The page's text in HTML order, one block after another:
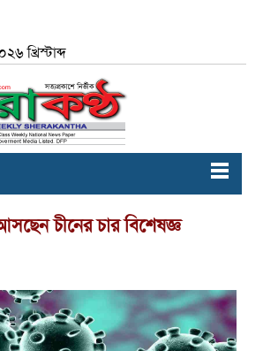
খ্রিস্টাব্দ
চীনের চার বিশেষজ্ঞ